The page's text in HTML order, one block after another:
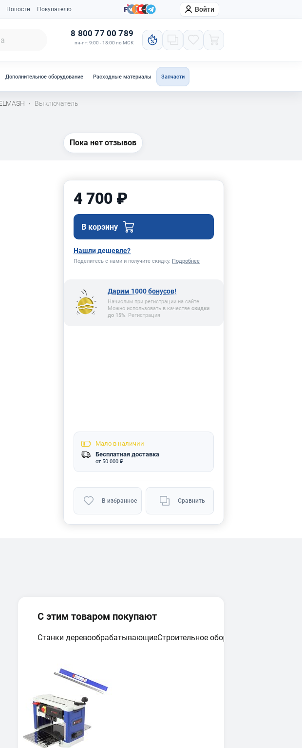
Новости Покупателю Компания Войти
8 800 77 00 789
пн-пт: 9:00 - 18:00 по МСК
Дополнительное оборудование Расходные материалы Запчасти
· Выключатель
Пока нет отзывов
4 700 ₽
В корзину
Нашли дешевле?
Поделитесь с нами и получите скидку. Подробнее
Дарим 1000 бонусов!
Начислим при регистрации на сайте.
Можно использовать в качестве скидки
до 15%. Регистрация
Мало в наличии
Бесплатная доставка
от 50 000 ₽
В избранное Сравнить
С этим товаром покупают
Станки деревообрабатывающиеСтроительное оборудование